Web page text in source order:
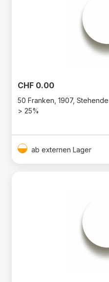
CHF 0.00
50 Franken, 1907,
> 25%
ab externen Lager